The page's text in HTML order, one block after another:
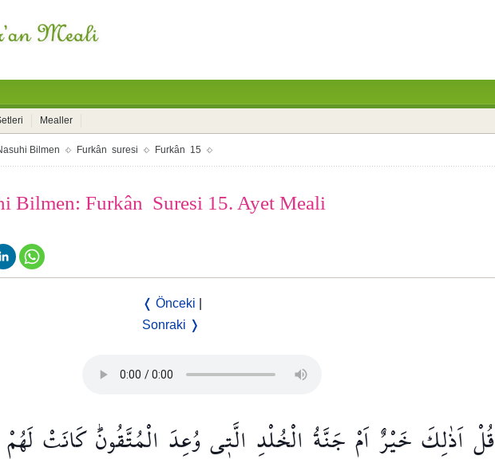
Mealler
Bilmen Furkân suresi Furkân 15
Bilmen: Furkân Suresi 15. Ayet Meali
❬ Önceki
Sonraki ❭
قُلْاَذٰلِكَ خَيْرٌاَمْ جَنَّةُ الْخُلْدِ الَّت۪يوُعِدَ الْمُتَّقُونَۜكَانَتْلَهُمْ